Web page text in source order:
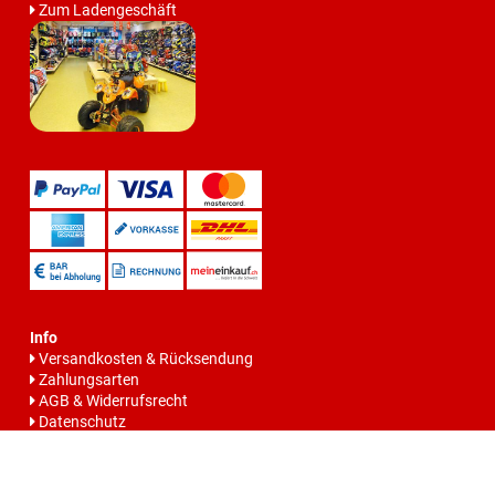
Zum Ladengeschäft
Info
Versandkosten & Rücksendung
Zahlungsarten
AGB & Widerrufsrecht
Datenschutz